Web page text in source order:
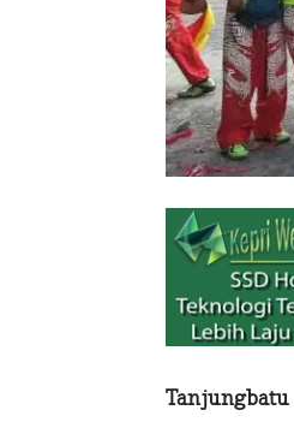
Tanjungbatu